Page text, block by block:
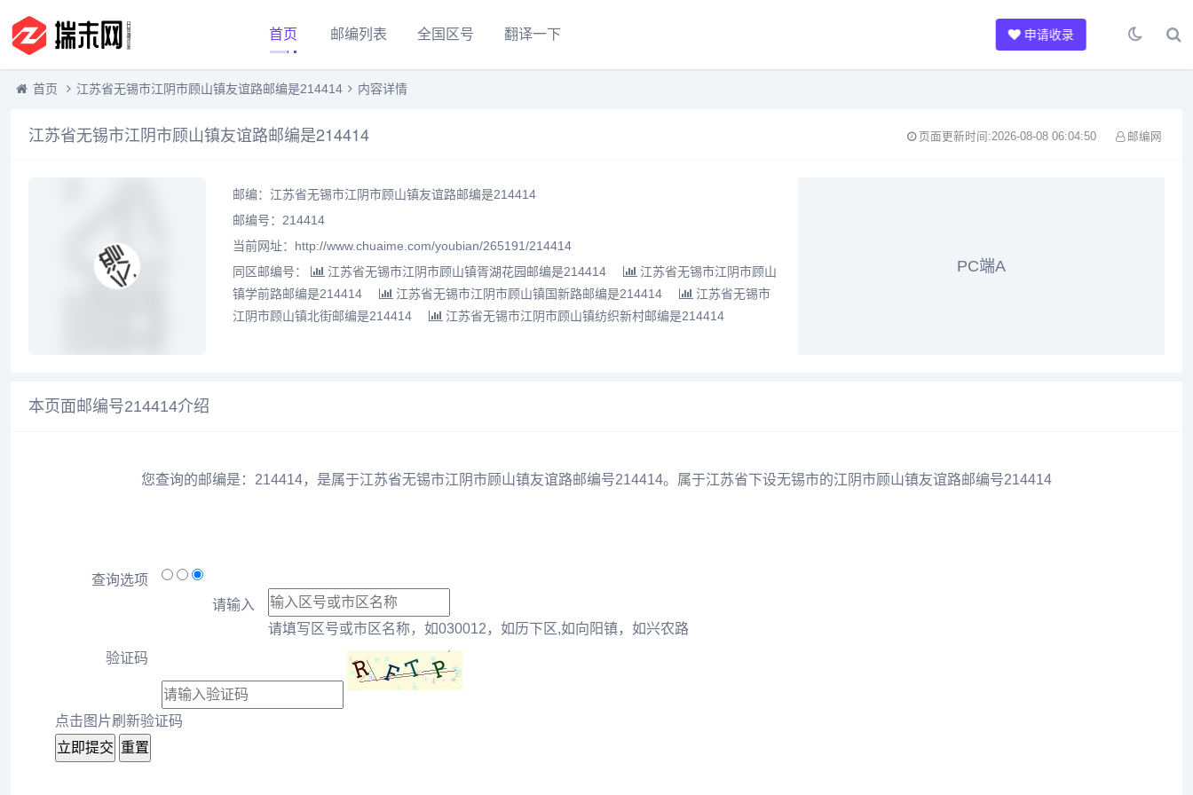
首页 邮编列表 全国区号 翻译一下 申请收录
首页 江苏省无锡市江阴市顾山镇友谊路邮编是214414 内容详情
江苏省无锡市江阴市顾山镇友谊路邮编是214414 页面更新时间:2026-08-08 06:04:50 邮编网
邮编：江苏省无锡市江阴市顾山镇友谊路邮编是214414
邮编号：214414
当前网址：http://www.chuaime.com/youbian/265191/214414
同区邮编号：
江苏省无锡市江阴市顾山镇胥湖花园邮编是214414
江苏省无锡市江阴市顾山
镇学前路邮编是214414
江苏省无锡市江阴市顾山镇国新路邮编是214414
江苏省无锡市
江阴市顾山镇北街邮编是214414
江苏省无锡市江阴市顾山镇纺织新村邮编是214414
PC端A
本页面邮编号214414介绍
您查询的邮编是：214414，是属于江苏省无锡市江阴市顾山镇友谊路邮编号214414。属于江苏省下设无锡市的江阴市顾山镇友谊路邮编号214414
查询选项
请输入
请填写区号或市区名称，如030012，如历下区,如向阳镇，如兴农路
验证码
点击图片刷新验证码
立即提交 重置